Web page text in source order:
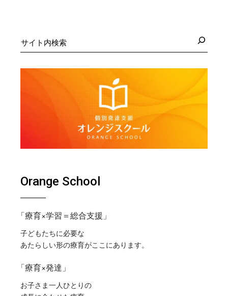
索
Orange School
「療育×学習＝総合支援」
子どもたちに必要な
あたらしい形の療育がここにあります。
「療育×発達」
お子さま一人ひとりの